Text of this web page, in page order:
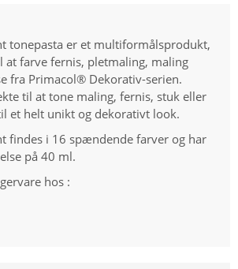
tonepasta er et multiformålsprodukt,
at farve fernis, pletmaling, maling
fra Primacol® Dekorativ-serien.
til at tone maling, fernis, stuk eller
et helt unikt og dekorativt look.
findes i 16 spændende farver og har
på 40 ml.
hos :